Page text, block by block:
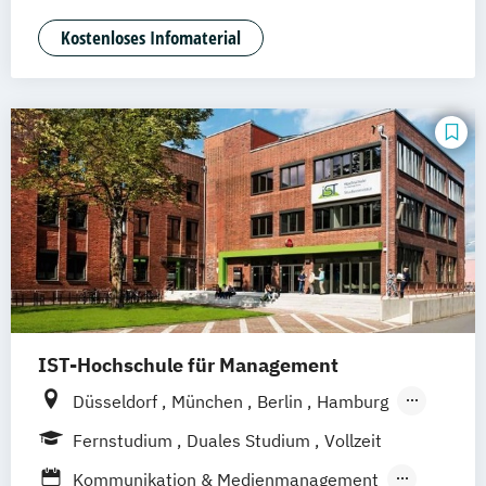
Braunschweig
Marketing
Kostenloses Infomaterial
IST-Hochschule für Management
Düsseldorf München Berlin
Hamburg
Weil am Rhein
Frankfurt am Main
Essen
Fernstudium Duales Studium
Vollzeit
Kommunikation & Medienmanagement